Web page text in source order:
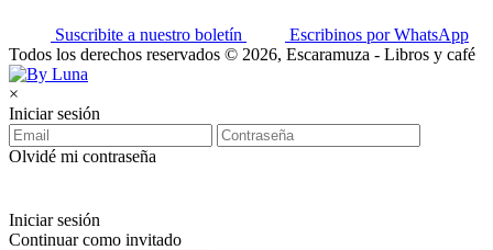
Suscribite a nuestro boletín
Escribinos por WhatsApp
Todos los derechos reservados © 2026, Escaramuza - Libros y café
×
Iniciar sesión
Olvidé mi contraseña
Iniciar sesión
Continuar como invitado